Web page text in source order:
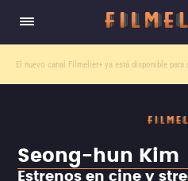
El nuevo canal Filmelier+ ya está disponible para
Seong-hun Kim